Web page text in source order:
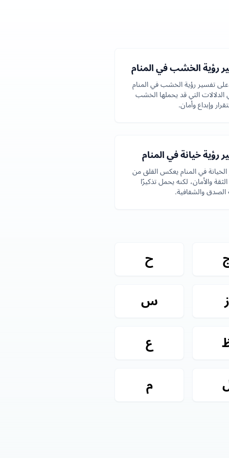
رؤية الخشب في المنام
تفسير رؤية الخشب في المنام
الدلالات التي قد يحملها الخشب
وإبداع وأمان.
رؤية خيانة في المنام
في المنام يعكس القلق من
والأمان، لكنه يحمل تذكيرًا
الصدق والشفافية.
ح
ز س
ع
م